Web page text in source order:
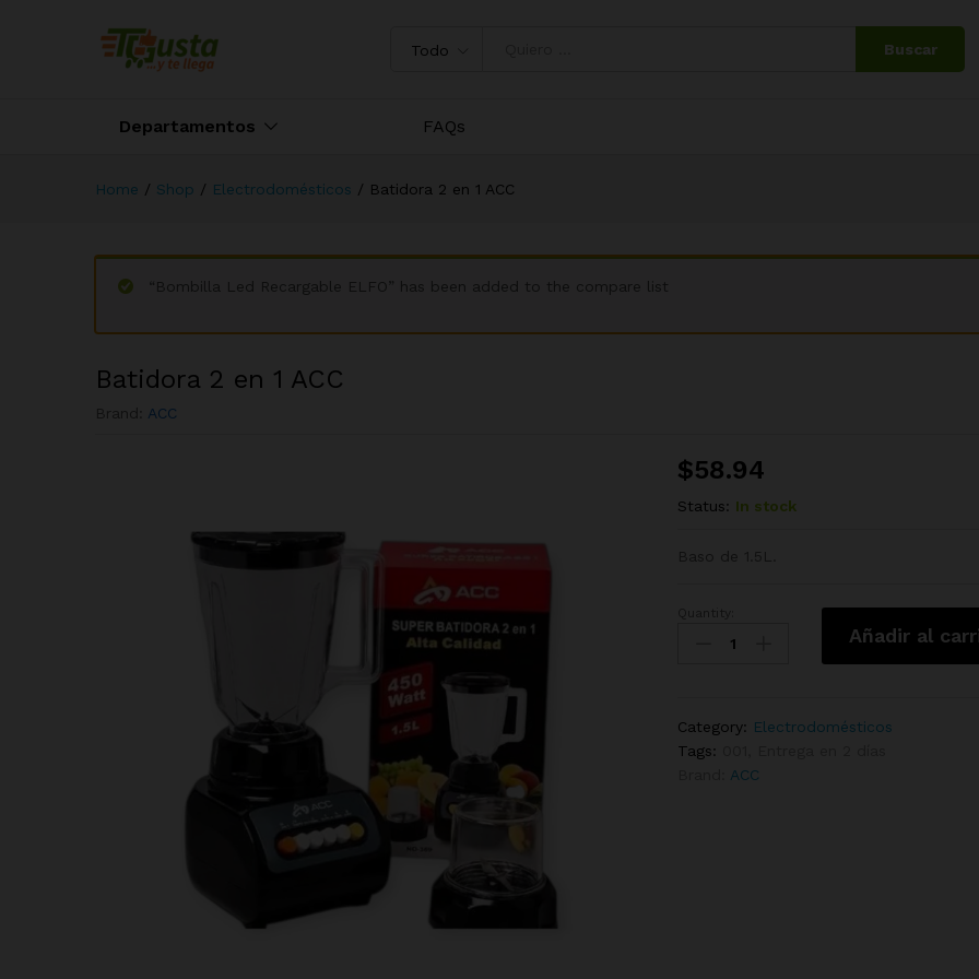
Todo Buscar
Departamentos FAQs
Home / Shop / Electrodomésticos / Batidora 2 en 1 ACC
“Bombilla Led Recargable ELFO” has been added to the compare list
Batidora 2 en 1 ACC
ACC
$58.94
Status: In stock
quantity
Añadir al
Category: Electrodomésticos
Tags:
ACC
Descripción